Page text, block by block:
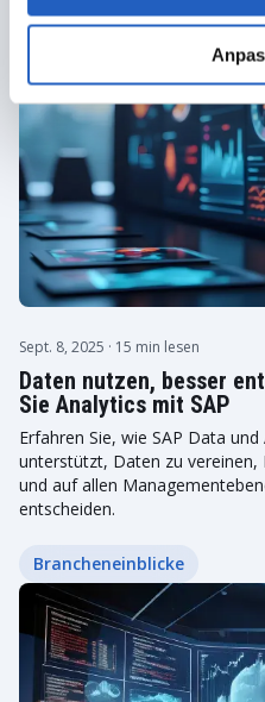
Sept. 8, 2025 · 15 min lesen
Daten nutzen, besser
Sie Analytics mit SAP
Erfahren Sie, wie SAP Data
unterstützt, Daten zu vereinen,
und auf allen
entscheiden.
Brancheneinblicke